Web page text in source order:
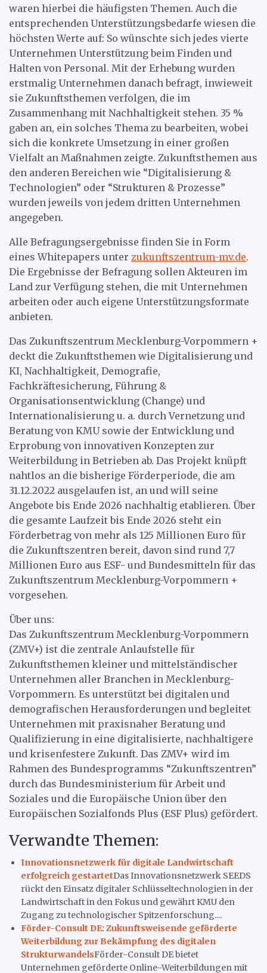
waren hierbei die häufigsten Themen. Auch die
entsprechenden Unterstützungsbedarfe wiesen die
höchsten Werte auf: So wünschte sich jedes vierte
Unternehmen Unterstützung beim Finden und
Halten von Personal. Mit der Erhebung wurden
erstmalig Unternehmen danach befragt, inwieweit
sie Zukunftsthemen verfolgen, die im
Zusammenhang mit Nachhaltigkeit stehen. 35 %
gaben an, ein solches Thema zu bearbeiten, wobei
sich die konkrete Umsetzung in einer großen
Vielfalt an Maßnahmen zeigte. Zukunftsthemen aus
den anderen Bereichen wie “Digitalisierung &
Technologien” oder “Strukturen & Prozesse”
wurden jeweils von jedem dritten Unternehmen
angegeben.
Alle Befragungsergebnisse finden Sie in Form
eines Whitepapers unter zukunftszentrum-mv.de.
Die Ergebnisse der Befragung sollen Akteuren im
Land zur Verfügung stehen, die mit Unternehmen
arbeiten oder auch eigene Unterstützungsformate
anbieten.
Das Zukunftszentrum Mecklenburg-Vorpommern +
deckt die Zukunftsthemen wie Digitalisierung und
KI, Nachhaltigkeit, Demografie,
Fachkräftesicherung, Führung &
Organisationsentwicklung (Change) und
Internationalisierung u. a. durch Vernetzung und
Beratung von KMU sowie der Entwicklung und
Erprobung von innovativen Konzepten zur
Weiterbildung in Betrieben ab. Das Projekt knüpft
nahtlos an die bisherige Förderperiode, die am
31.12.2022 ausgelaufen ist, an und will seine
Angebote bis Ende 2026 nachhaltig etablieren. Über
die gesamte Laufzeit bis Ende 2026 steht ein
Förderbetrag von mehr als 125 Millionen Euro für
die Zukunftszentren bereit, davon sind rund 7,7
Millionen Euro aus ESF- und Bundesmitteln für das
Zukunftszentrum Mecklenburg-Vorpommern +
vorgesehen.
Über uns:
Das Zukunftszentrum Mecklenburg-Vorpommern
(ZMV+) ist die zentrale Anlaufstelle für
Zukunftsthemen kleiner und mittelständischer
Unternehmen aller Branchen in Mecklenburg-
Vorpommern. Es unterstützt bei digitalen und
demografischen Herausforderungen und begleitet
Unternehmen mit praxisnaher Beratung und
Qualifizierung in eine digitalisierte, nachhaltigere
und krisenfestere Zukunft. Das ZMV+ wird im
Rahmen des Bundesprogramms “Zukunftszentren”
durch das Bundesministerium für Arbeit und
Soziales und die Europäische Union über den
Europäischen Sozialfonds Plus (ESF Plus) gefördert.
Verwandte Themen:
Innovationsnetzwerk für digitale Landwirtschaft
erfolgreich gestartetDas Innovationsnetzwerk SEEDS
rückt den Einsatz digitaler Schlüsseltechnologien in der
Landwirtschaft in den Fokus und gewährt KMU den
Zugang zu technologischer Spitzenforschung....
Förder-Consult DE: Zukunftsweisende geförderte
Weiterbildung zur Bekämpfung des digitalen
StrukturwandelsFörder-Consult DE bietet
Unternehmen geförderte Online-Weiterbildungen mit